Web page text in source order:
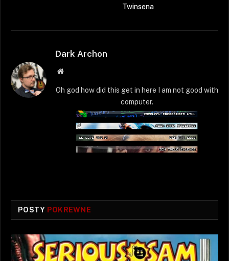
Twinsena
Dark Archon
Strona
Oh god how did this get in here I am not good with
computer.
POSTY POKREWNE